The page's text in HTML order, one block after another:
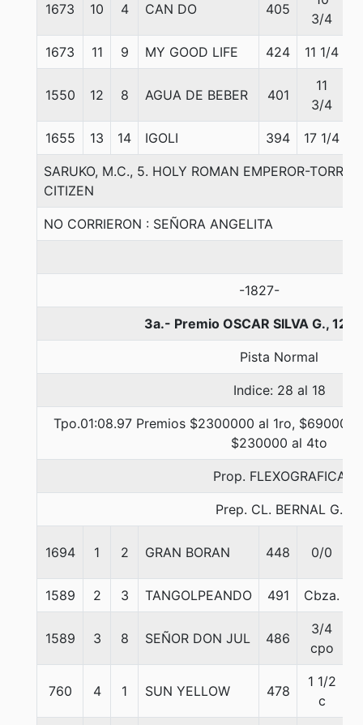
1673 10 4 CAN DO 405
3/4
1673 11 9 MY GOOD LIFE 424 11 1/4
1550 12 8 AGUA DE BEBER 401
11
3/4
1655 13 14 IGOLI 394 17 1/4
SARUKO, M.C., 5. HOLY ROMAN EMPEROR-TORRE
CITIZEN
NO CORRIERON : SEÑORA ANGELITA
-1827-
3a.- Premio OSCAR SILVA G.,
Pista Normal
Indice: 28 al 18
Tpo.01:08.97 Premios $2300000 al 1ro,
$230000 al 4to
Prop. FLEXOGRAFICA
Prep. CL. BERNAL G.
1694 1 2 GRAN BORAN 448 0/0
1589 2 3 TANGOLPEANDO 491 Cbza.
1589 3 8 SEÑOR DON JUL 486
3/4
cpo
760 4 1 SUN YELLOW 478
1 1/2
c